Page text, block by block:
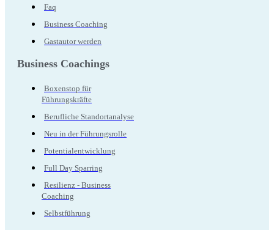
Faq
Business Coaching
Gastautor werden
Business Coachings
Boxenstop für
Führungskräfte
Berufliche Standortanalyse
Neu in der Führungsrolle
Potentialentwicklung
Full Day Sparring
Resilienz - Business
Coaching
Selbstführung